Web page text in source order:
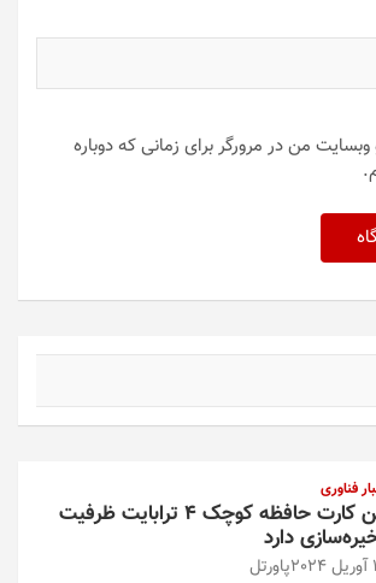
وبسایت من در مرورگر برای زمانی که دوباره
فناوری
این کارت حافظه کوچک ۴ ترابایت ظرفیت
دارد
پاورتل